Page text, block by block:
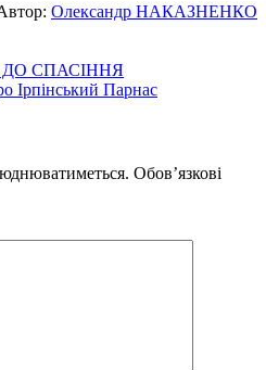
Олександр НАКАЗНЕНКО
ДО СПАСІННЯ
Ірпінський Парнас
Обов’язкові